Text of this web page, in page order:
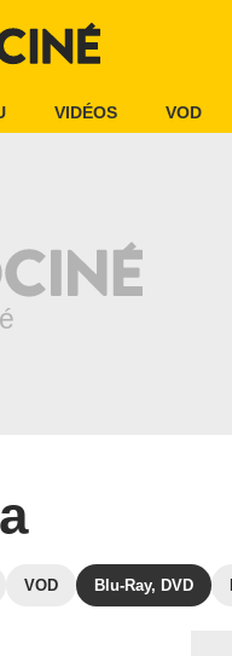
VIDÉOS VOD
VOD Blu-Ray, DVD